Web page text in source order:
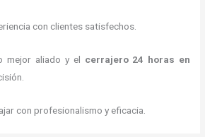
con clientes satisfechos.
mejor aliado y el cerrajero 24 horas en
con profesionalismo y eficacia.